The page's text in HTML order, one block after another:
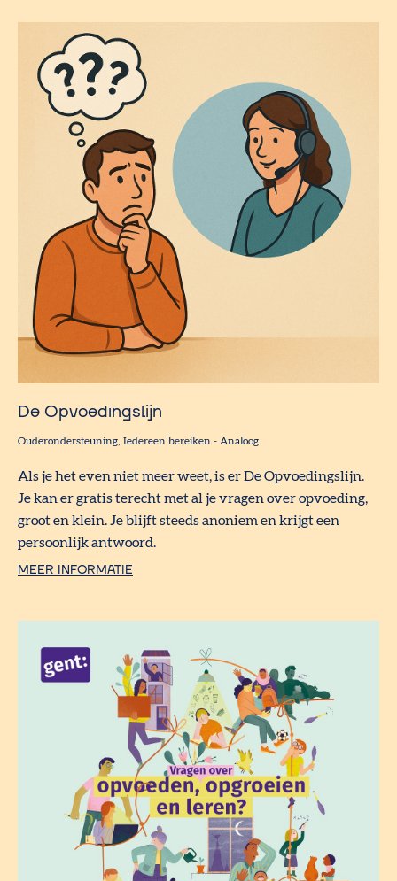
De Opvoedingslijn
Ouderondersteuning Iedereen bereiken - Analoog
Als je het even niet meer weet, is er De Opvoedingslijn.
Je kan er gratis terecht met al je vragen over opvoeding,
groot en klein. Je blijft steeds anoniem en krijgt een
persoonlijk antwoord.
MEER INFORMATIE